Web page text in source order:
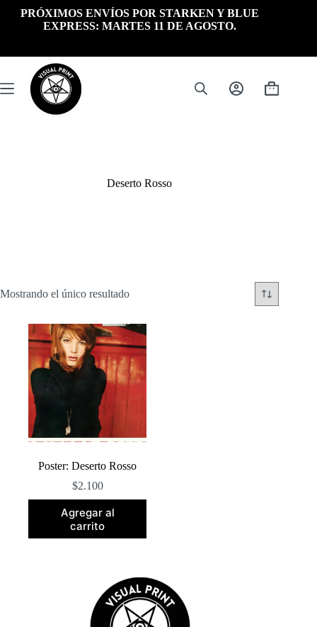
PRÓXIMOS ENVÍOS POR STARKEN Y BLUE
EXPRESS: MARTES 11 DE AGOSTO.
Carrito
Deserto Rosso
Mostrando el único resultado
Poster: Deserto Rosso
$2.100
Agregar al
carrito